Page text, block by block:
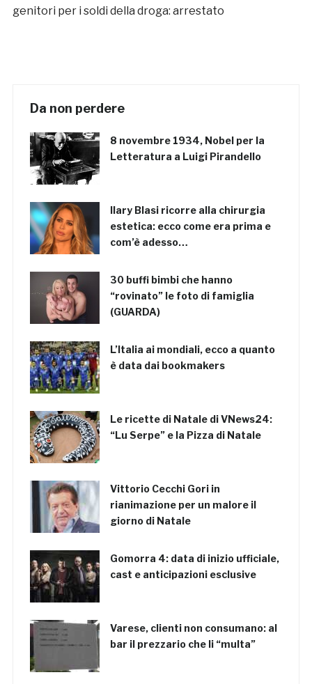
genitori per i soldi della droga: arrestato
Da non perdere
8 novembre 1934, Nobel per la
Letteratura a Luigi Pirandello
Ilary Blasi ricorre alla chirurgia
estetica: ecco come era prima e
com’è adesso…
30 buffi bimbi che hanno
“rovinato” le foto di famiglia
(GUARDA)
L’Italia ai mondiali, ecco a quanto
è data dai bookmakers
Le ricette di Natale di VNews24:
“Lu Serpe” e la Pizza di Natale
Vittorio Cecchi Gori in
rianimazione per un malore il
giorno di Natale
Gomorra 4: data di inizio ufficiale,
cast e anticipazioni esclusive
Varese, clienti non consumano: al
bar il prezzario che li “multa”